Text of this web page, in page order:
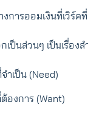
การออมเงินที่เวิร์ค
กเป็นส่วนๆ เป็นเรื่
ำเป็น (Need)
องการ (Want)